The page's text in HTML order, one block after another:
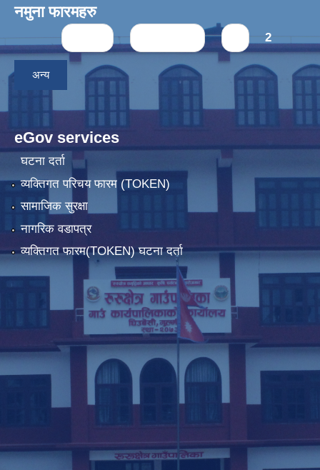
नमुना फारमहरु
Pages 2
अन्य
eGov services
घटना दर्ता
व्यक्तिगत परिचय फारम (TOKEN)
सामाजिक सुरक्षा
नागरिक वडापत्र
व्यक्तिगत फारम(TOKEN) घटना दर्ता